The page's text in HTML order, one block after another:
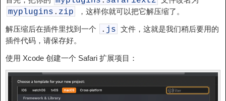
myplugins . zip ，这样你就可以把它解压缩了。
解压缩后在插件里找到一个 . js 文件，这就是我们稍后要用的
插件代码，请保存好。
使用 Xcode 创建一个 Safari 扩展项目：